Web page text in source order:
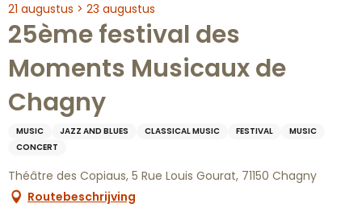
21 augustus > 23 augustus
25ème festival des
Moments Musicaux de
Chagny
MUSIC JAZZ AND BLUES CLASSICAL MUSIC FESTIVAL
MUSIC
CONCERT
Théâtre des Copiaus, 5 Rue Louis Gourat, 71150 Chagny
Routebeschrijving